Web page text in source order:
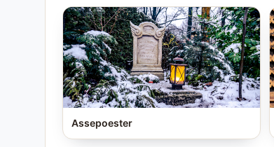
Assepoester